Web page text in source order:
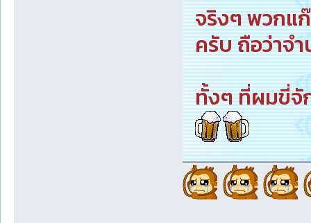
จริงๆ พวกแ
ครับ ถือว่าจ
ทั้งๆ ที่ผมขี่จั